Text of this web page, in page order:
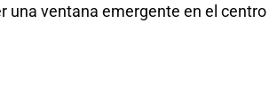
una ventana emergente en el